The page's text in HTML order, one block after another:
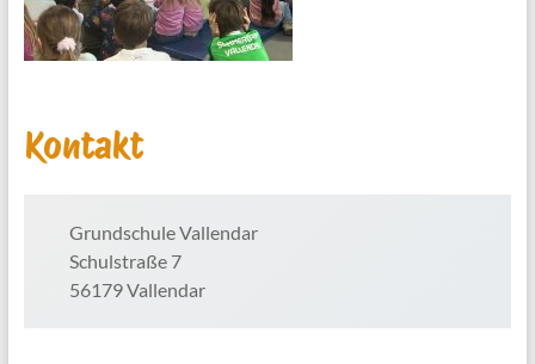
Kontakt
Grundschule Vallendar
Schulstraße 7
56179 Vallendar